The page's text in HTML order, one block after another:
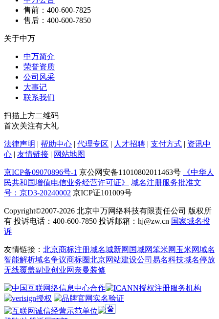
售前：400-600-7825
售后：400-600-7850
关于中万
中万简介
荣誉资质
公司风采
大事记
联系我们
扫描上方二维码
首次关注有大礼
法律声明 | 帮助中心 | 代理专区 | 人才招聘 | 支付方式 | 资讯中
心 | 友情链接 | 网站地图
京ICP备09070896号-1 京公网安备11010802011463号
《中华人
民共和国增值电信业务经营许可证》
域名注册服务批准文
号：京D3-20240002 京ICP证101009号
Copyright©2007-2026 北京中万网络科技有限责任公司 版权所
有 投诉电话：400-600-7850 投诉邮箱：hj@zw.cn 国家域名投
诉
友情链接： 北京商标注册域名城新网 国域网笨米网 玉米网域名
智能解析域名争议商标圈北京网站建设公司 易名科技域名停放
无线覆盖副业创业网奈曼装修